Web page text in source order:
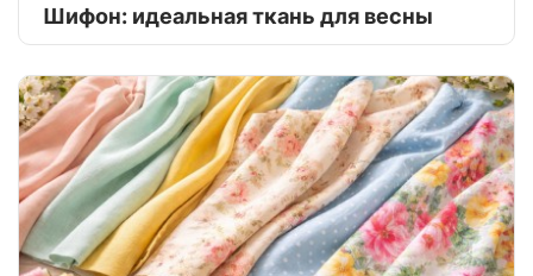
Шифон: идеальная ткань для весны